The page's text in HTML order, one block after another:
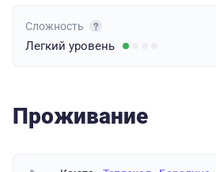
Сложность
Легкий уровень
Проживание